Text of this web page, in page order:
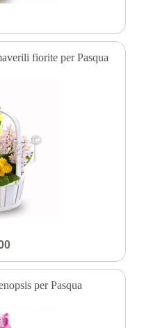
fiorite per Pasqua
per Pasqua